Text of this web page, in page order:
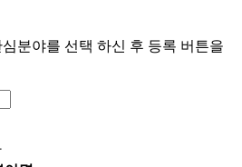
분야를 선택 하신 후 등록 버튼을